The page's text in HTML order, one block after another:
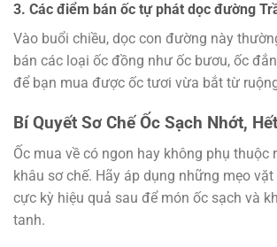
3. Các điểm bán ốc tự phát dọc đường
Vào buổi chiều, dọc con đường này
bán các loại ốc đồng như ốc bươu, ốc
để bạn mua được ốc tươi vừa bắt từ
Bí Quyết Sơ Chế Ốc Sạch Nhớt,
Ốc mua về có ngon hay không phụ thuộc
khâu sơ chế. Hãy áp dụng những mẹo
cực kỳ hiệu quả sau để món ốc sạch và
tanh.